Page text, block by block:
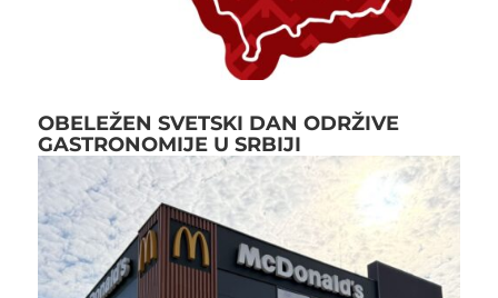
OBELEŽEN SVETSKI DAN ODRŽIVE
GASTRONOMIJE U SRBIJI